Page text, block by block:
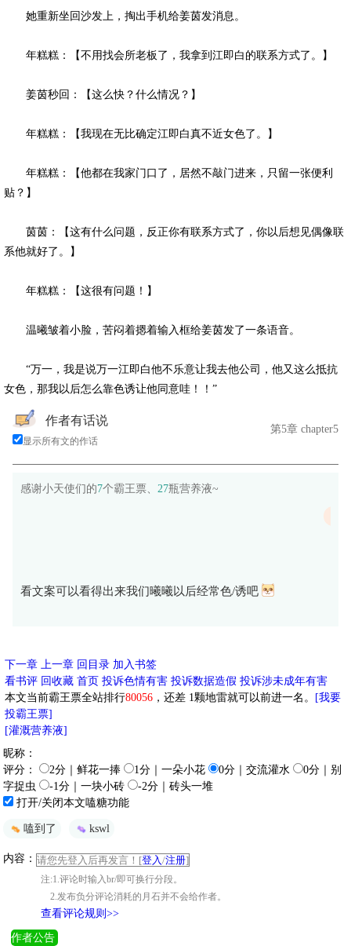
她重新坐回沙发上，掏出手机给姜茵发消息。
年糕糕：【不用找会所老板了，我拿到江即白的联系方式了。】
姜茵秒回：【这么快？什么情况？】
年糕糕：【我现在无比确定江即白真不近女色了。】
年糕糕：【他都在我家门口了，居然不敲门进来，只留一张便利
贴？】
茵茵：【这有什么问题，反正你有联系方式了，你以后想见偶像联
系他就好了。】
年糕糕：【这很有问题！】
温曦皱着小脸，苦闷着摁着输入框给姜茵发了一条语音。
“万一，我是说万一江即白他不乐意让我去他公司，他又这么抵抗
女色，那我以后怎么靠色诱让他同意哇！！”
作者有话说
显示所有文的作话
第5章 chapter5
感谢小天使们的7个霸王票、 27瓶营养液~
无言
看文案可以看得出来我们曦曦以后经常色/诱吧
下一章 上一章 回目录 加入书签
看书评 回收藏 首页 投诉色情有害 投诉数据造假 投诉涉未成年有害
本文当前霸王票全站排行80056 ，还差 1颗地雷就可以前进一名。
[我要
投霸王票]
[灌溉营养液]
昵称：
评分：
2分｜鲜花一捧 1分｜一朵小花 0分｜交流灌水
0分｜别
字捉虫
-1分｜一块小砖
-2分｜砖头一堆
打开/关闭本文嗑糖功能
嗑到了 kswl
内容： 请您先登入后再发言！[登入/注册]
注:1.评论时输入br/即可换行分段。
2.发布负分评论消耗的月石并不会给作者。
查看评论规则>>
作者公告